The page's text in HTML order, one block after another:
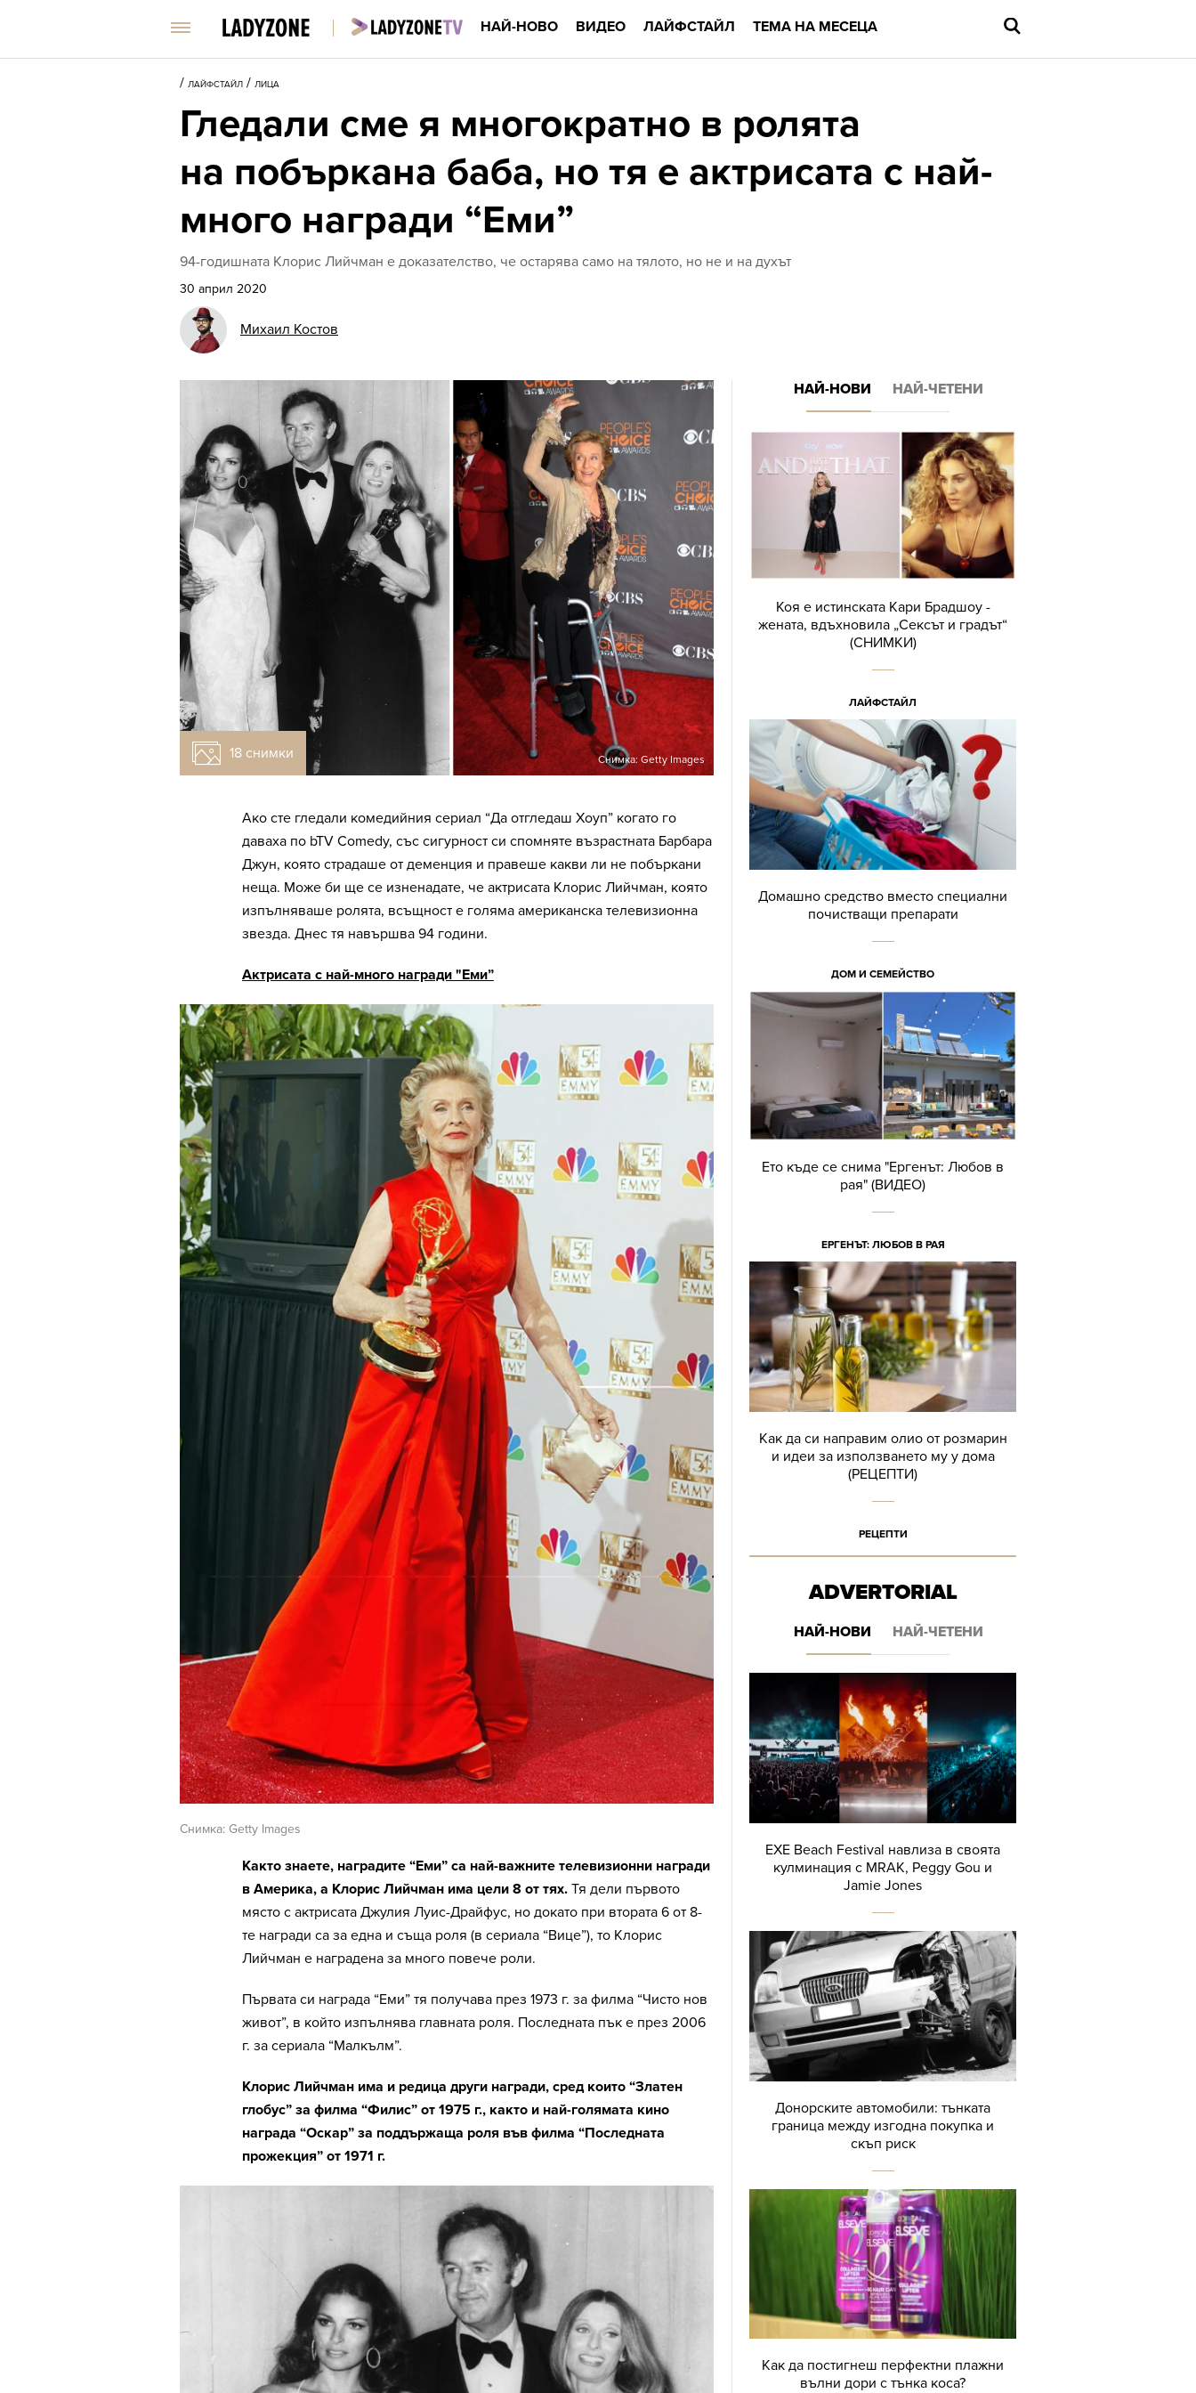
НАЙ-НОВО ВИДЕО ЛАЙФСТАЙЛ ТЕМА НА МЕСЕЦА
/ ЛАЙФСТАЙЛ / ЛИЦА
Гледали сме я многократно в ролята
на побъркана баба, но тя е актрисата с най-
много награди “Еми”
94-годишната Клорис Лийчман е доказателство, че остарява само на тялото, но не и на духът
30 април 2020
Михаил Костов
18 снимки Снимка: Getty Images
Ако сте гледали комедийния сериал “Да отгледаш Хоуп” когато го
даваха по bTV Comedy, със сигурност си спомняте възрастната Барбара
Джун, която страдаше от деменция и правеше какви ли не побъркани
неща. Може би ще се изненадате, че актрисата Клорис Лийчман, която
изпълняваше ролята, всъщност е голяма американска телевизионна
звезда. Днес тя навършва 94 години.
Актрисата с най-много награди "Еми”
Снимка: Getty Images
Както знаете, наградите “Еми” са най-важните телевизионни награди
в Америка, а Клорис Лийчман има цели 8 от тях. Тя дели първото
място с актрисата Джулия Луис-Драйфус, но докато при втората 6 от 8-
те награди са за една и съща роля (в сериала “Вице”), то Клорис
Лийчман е наградена за много повече роли.
Първата си награда “Еми” тя получава през 1973 г. за филма “Чисто нов
живот”, в който изпълнява главната роля. Последната пък е през 2006
г. за сериала “Малкълм”.
Клорис Лийчман има и редица други награди, сред които “Златен
глобус” за филма “Филис” от 1975 г., както и най-голямата кино
награда “Оскар” за поддържаща роля във филма “Последната
прожекция” от 1971 г.
НАЙ-НОВИ НАЙ-ЧЕТЕНИ
Коя е истинската Кари Брадшоу -
жената, вдъхновила „Сексът и градът“
(СНИМКИ)
ЛАЙФСТАЙЛ
Домашно средство вместо специални
почистващи препарати
ДОМ И СЕМЕЙСТВО
Ето къде се снима "Ергенът: Любов в
рая" (ВИДЕО)
ЕРГЕНЪТ: ЛЮБОВ В РАЯ
Как да си направим олио от розмарин
и идеи за използването му у дома
(РЕЦЕПТИ)
РЕЦЕПТИ
ADVERTORIAL
НАЙ-НОВИ НАЙ-ЧЕТЕНИ
EXE Beach Festival навлиза в своята
кулминация с MRAK, Peggy Gou и
Jamie Jones
Донорските автомобили: тънката
граница между изгодна покупка и
скъп риск
Как да постигнеш перфектни плажни
вълни дори с тънка коса?